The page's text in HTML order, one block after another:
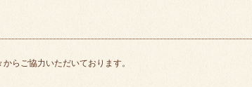
らご協力いただいております。